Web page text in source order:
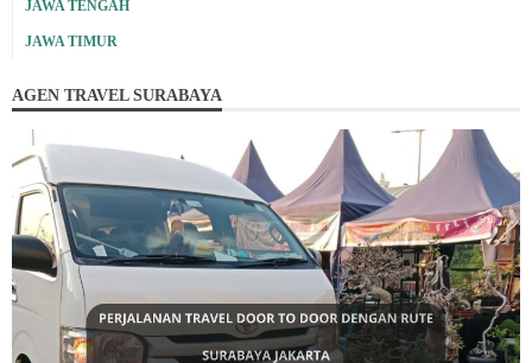
JAWA TENGAH
JAWA TIMUR
AGEN TRAVEL SURABAYA